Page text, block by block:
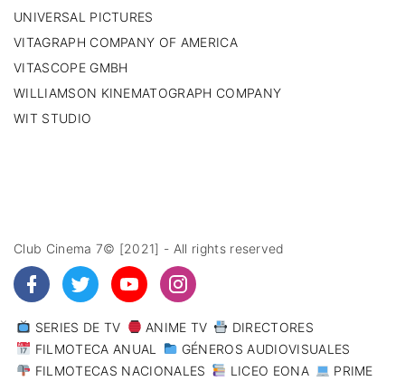
UNIVERSAL PICTURES
VITAGRAPH COMPANY OF AMERICA
VITASCOPE GMBH
WILLIAMSON KINEMATOGRAPH COMPANY
WIT STUDIO
Club Cinema 7© [2021] - All rights reserved
SERIES DE TV ANIME TV
DIRECTORES
FILMOTECA ANUAL
GÉNEROS AUDIOVISUALES
FILMOTECAS NACIONALES
LICEO EONA PRIME